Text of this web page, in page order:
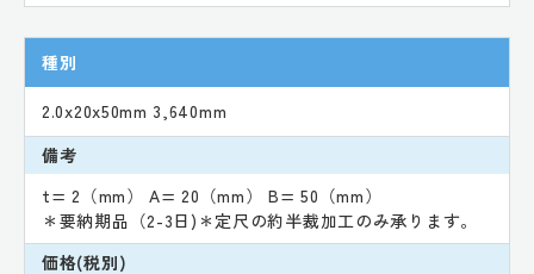
種別
2.0x20x50mm 3,640mm
備考
t= 2（mm） A= 20（mm） B= 50（mm）
＊要納期品（2-3日)＊定尺の約半裁加工のみ承ります。
価格(税別)